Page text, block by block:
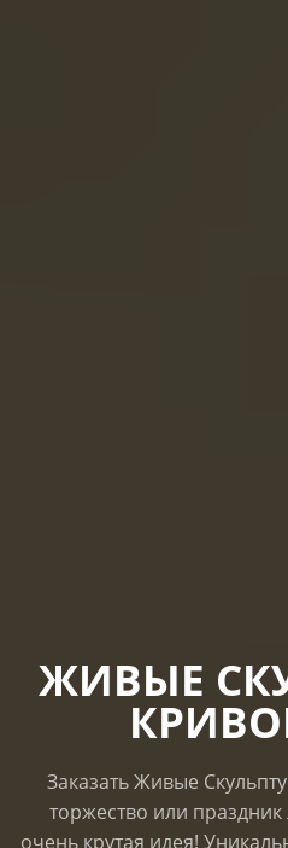
ЖИВЫЕ
Заказать Живые
торжество или
очень крутая идея!